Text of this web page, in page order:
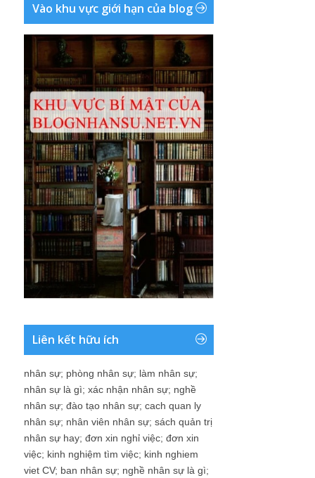
Vào khu vực giới hạn của blog
Liên kết hữu ích
nhân sự; phòng nhân sự; làm nhân sự;
nhân sự là gì; xác nhận nhân sự; nghề
nhân sự; đào tạo nhân sự; cach quan ly
nhân sự; nhân viên nhân sự; sách quản trị
nhân sự hay; đơn xin nghỉ việc; đơn xin
việc; kinh nghiệm tìm việc; kinh nghiem
viet CV; ban nhân sự; nghề nhân sự là gì;